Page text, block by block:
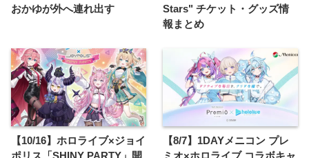
おかゆが外へ連れ出す
Stars" チケット・グッズ情
報まとめ
【10/16】ホロライブ×ジョイ
ポリス「SHINY PARTY」開
【8/7】1DAYメニコン プレ
ミオ×ホロライブ コラボキャ